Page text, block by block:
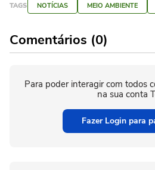
TAGS NOTÍCIAS MEIO AMBIENTE
Comentários (0)
Para poder interagir com todos
na sua conta
Fazer Login para